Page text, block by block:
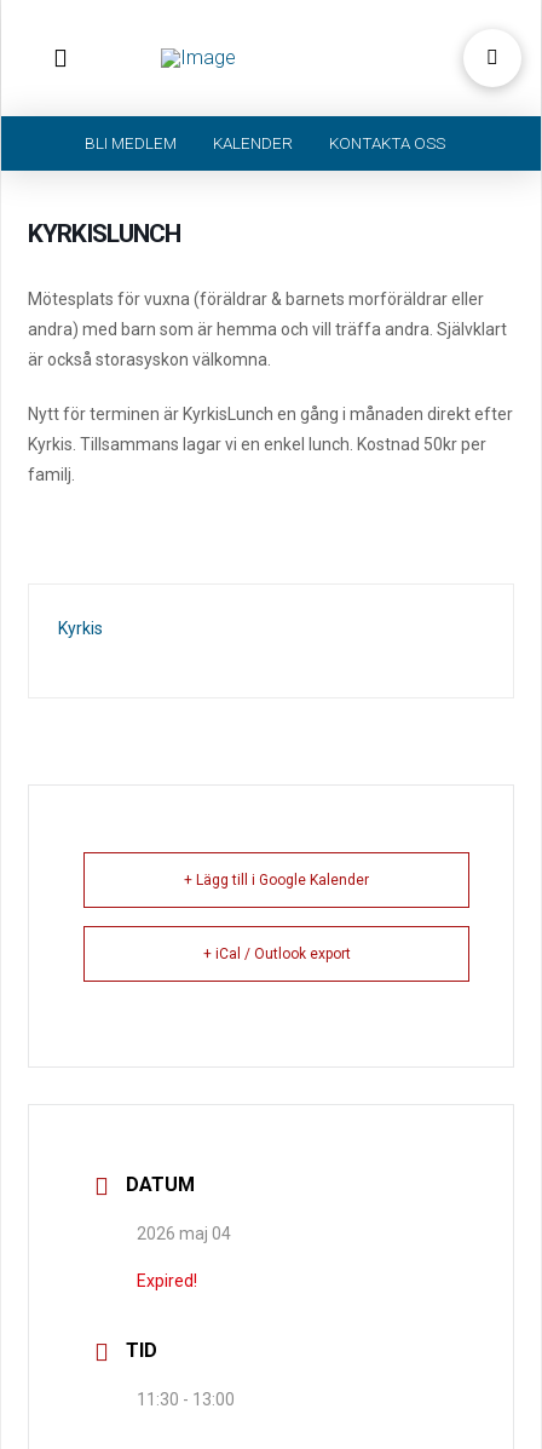
BLI MEDLEM KALENDER KONTAKTA OSS
KYRKISLUNCH
Mötesplats för vuxna (föräldrar & barnets morföräldrar eller
andra) med barn som är hemma och vill träffa andra. Självklart
är också storasyskon välkomna.
Nytt för terminen är KyrkisLunch en gång i månaden direkt efter
Kyrkis. Tillsammans lagar vi en enkel lunch. Kostnad 50kr per
familj.
Kyrkis
+ Lägg till i Google Kalender
+ iCal / Outlook export
DATUM
2026 maj 04
Expired!
TID
11:30 - 13:00